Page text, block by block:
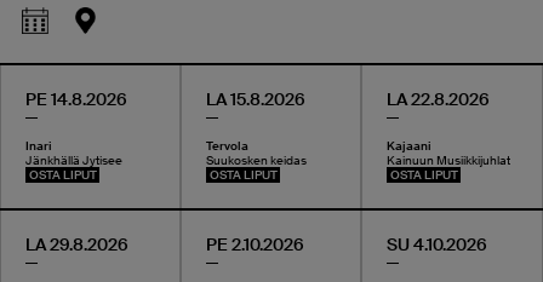
PE 14.8.2026
Inari
Jänkhällä Jytisee
OSTA LIPUT
LA 15.8.2026
Tervola
Suukosken keidas
OSTA LIPUT
LA 22.8.2026
Kajaani
Kainuun Musiikkijuhlat
OSTA LIPUT
LA 29.8.2026 PE 2.10.2026 SU 4.10.2026